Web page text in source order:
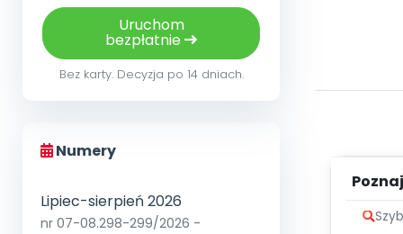
Uruchom
bezpłatnie
Bez karty. Decyzja po 14 dniach.
Numery
Lipiec-sierpień 2026
nr 07-08.298-299/2026 -